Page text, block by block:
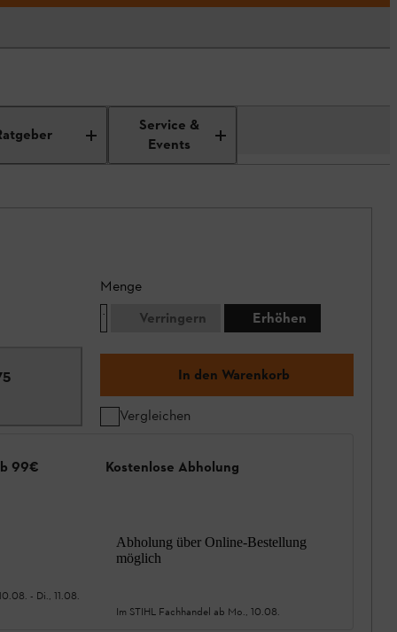
Service &
Events
Menge
Verringern
Erhöhen
In den Warenkorb
Vergleichen
99€
- Di., 11.08.
Kostenlose Abholung
Abholung über Online-Bestellung
möglich
Im STIHL Fachhandel ab Mo., 10.08.